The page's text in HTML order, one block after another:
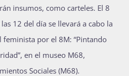
insumos, como carteles. El 8
12 del día se llevará a cabo la
por el 8M: “Pintando
en el museo M68,
Sociales (M68).